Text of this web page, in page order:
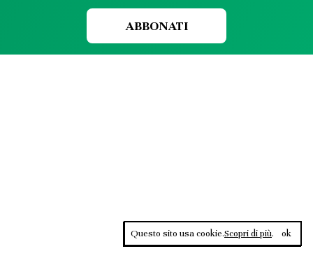
ABBONATI
Questo sito usa cookie.Scopri di più. ok